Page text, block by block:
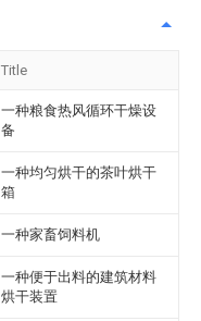
Title
一种粮食热风循环干燥设
备
一种均匀烘干的茶叶烘干
箱
一种家畜饲料机
一种便于出料的建筑材料
烘干装置